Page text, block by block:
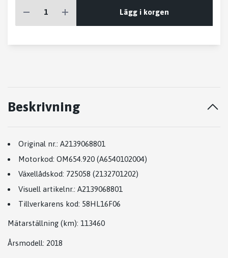
Lägg i korgen
Beskrivning
Original nr.: A2139068801
Motorkod: OM654.920 (A6540102004)
Växellådskod: 725058 (2132701202)
Visuell artikelnr.: A2139068801
Tillverkarens kod: 58HL16F06
Mätarställning (km): 113460
Årsmodell: 2018